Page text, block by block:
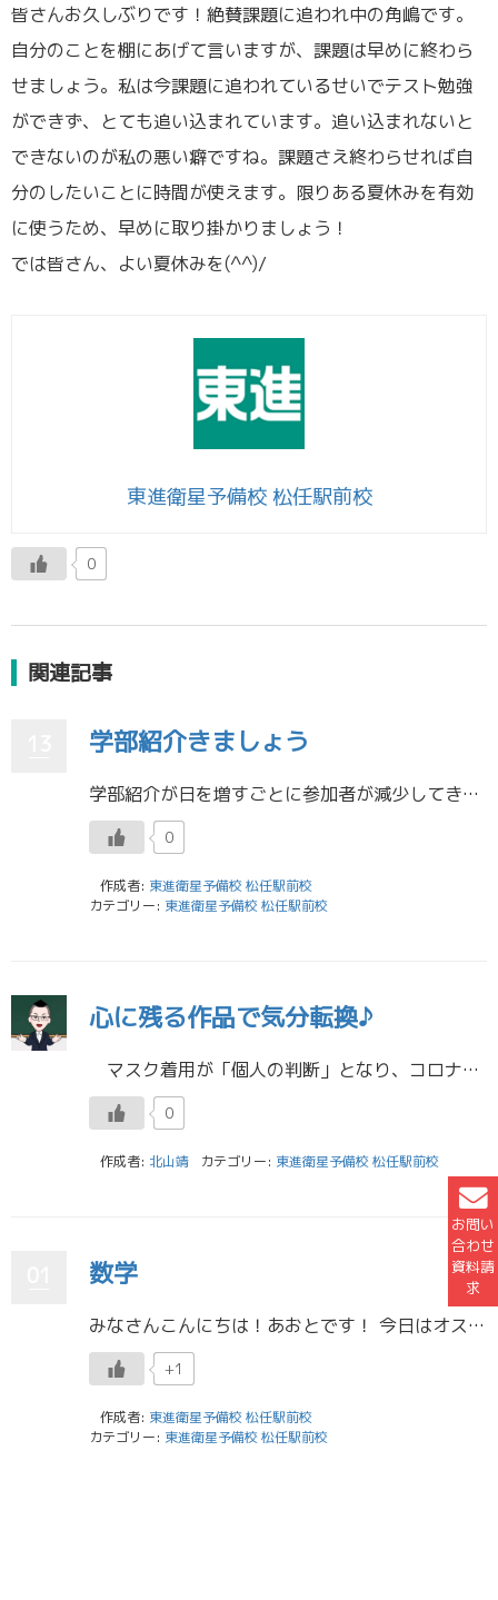
お問い
合わせ
資料請
求
皆さんお久しぶりです！絶賛課題に追われ中の角嶋です。
自分のことを棚にあげて言いますが、課題は早めに終わら
せましょう。私は今課題に追われているせいでテスト勉強
ができず、とても追い込まれています。追い込まれないと
できないのが私の悪い癖ですね。課題さえ終わらせれば自
分のしたいことに時間が使えます。限りある夏休みを有効
に使うため、早めに取り掛かりましょう！
では皆さん、よい夏休みを(^^)/
東進衛星予備校 松任駅前校
0
関連記事
学部紹介きましょう
学部紹介が日を増すごとに参加者が減少してきています!! 今日の工学部の学部紹介の参加者はたったの3人でした、、、 スタッフたちも一生懸命に作ってきているので 是非自分の興味のある学部に参加しましょう!! 東進衛星予備校 […]
0
作成者: 東進衛星予備校 松任駅前校
カテゴリー: 東進衛星予備校 松任駅前校
心に残る作品で気分転換♪
マスク着用が「個人の判断」となり、コロナ禍も一定の終息となった今年のＧＷ。映画館では「スーパーマリオブラザーズ」や「名探偵コナン～黒鉄の魚影～」など、３Ｄや２Ｄアニメの名作がヒットしましたね。息の長いヒットとなっている […]
0
作成者: 北山靖 カテゴリー: 東進衛星予備校 松任駅前校
数学
みなさんこんにちは！あおとです！ 今日はオススメの数学の参考書を見つけたので紹介します！基礎問題精講という参考書です！ もちろんみなさんの学力や現在の状況などによってFocusやチャートなどもおすすめですが、この基礎問題 […]
+1
作成者: 東進衛星予備校 松任駅前校
カテゴリー: 東進衛星予備校 松任駅前校